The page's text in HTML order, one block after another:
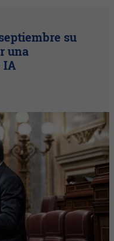
su
una
IA